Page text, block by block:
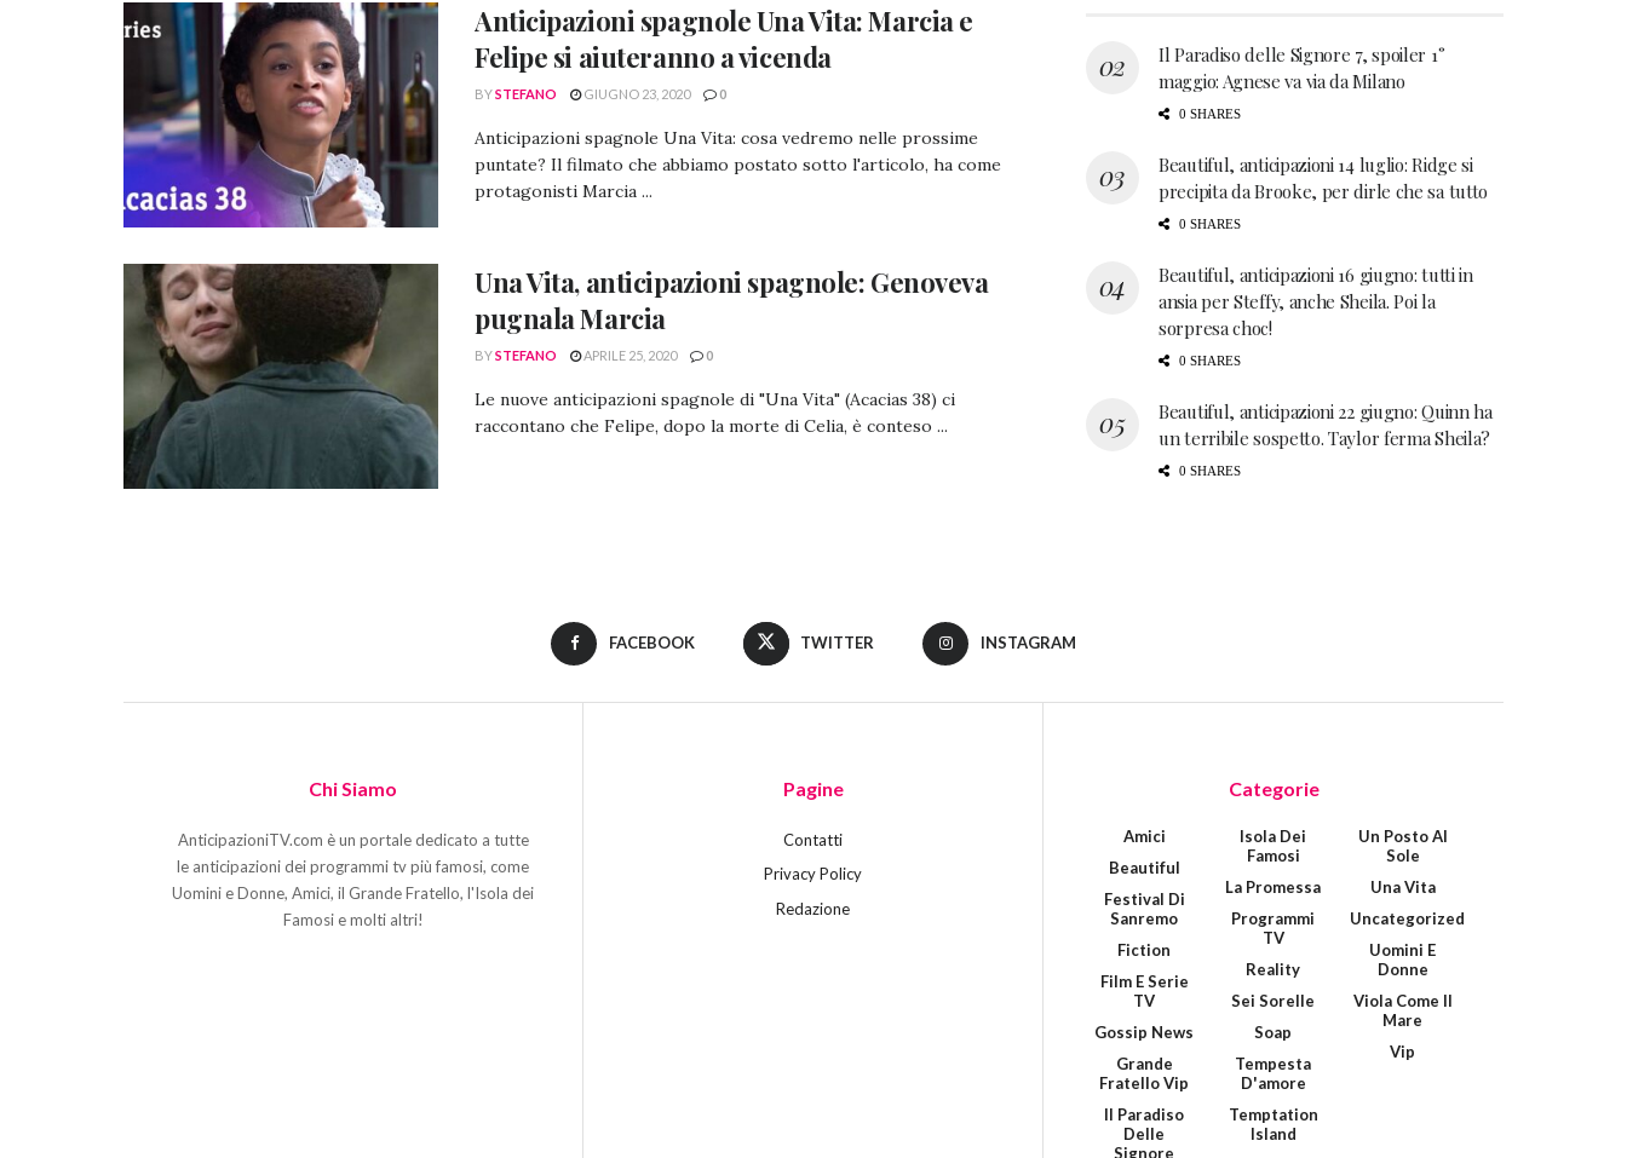
Anticipazioni spagnole Una Vita: Marcia e
Felipe si aiuteranno a vicenda
BYSTEFANO GIUGNO 23, 2020 0
Anticipazioni spagnole Una Vita: cosa vedremo nelle prossime
puntate? Il filmato che abbiamo postato sotto l'articolo, ha come
protagonisti Marcia ...
Una Vita, anticipazioni spagnole: Genoveva
pugnala Marcia
BYSTEFANO APRILE 25, 2020 0
Le nuove anticipazioni spagnole di "Una Vita" (Acacias 38) ci
raccontano che Felipe, dopo la morte di Celia, è conteso ...
Il Paradiso delle Signore 7, spoiler 1°
maggio: Agnese va via da Milano
0 SHARES
Beautiful, anticipazioni 14 luglio: Ridge si
precipita da Brooke, per dirle che sa tutto
0 SHARES
Beautiful, anticipazioni 16 giugno: tutti in
ansia per Steffy, anche Sheila. Poi la
sorpresa choc!
0 SHARES
Beautiful, anticipazioni 22 giugno: Quinn ha
un terribile sospetto. Taylor ferma Sheila?
0 SHARES
FACEBOOK TWITTER INSTAGRAM
Chi Siamo
AnticipazioniTV.com è un portale dedicato a tutte
le anticipazioni dei programmi tv più famosi, come
Uomini e Donne, Amici, il Grande Fratello, l'Isola dei
Famosi e molti altri!
Pagine
Contatti
Privacy Policy
Redazione
Categorie
Amici
Beautiful
Festival Di
Sanremo
Fiction
Film E Serie
TV
Gossip News
Grande
Fratello Vip
Il Paradiso
Delle
Signore
Isola Dei
Famosi
La Promessa
Programmi
TV
Reality
Sei Sorelle
Soap
Tempesta
D'amore
Temptation
Island
Un Posto Al
Sole
Una Vita
Uncategorized
Uomini E
Donne
Viola Come Il
Mare
Vip